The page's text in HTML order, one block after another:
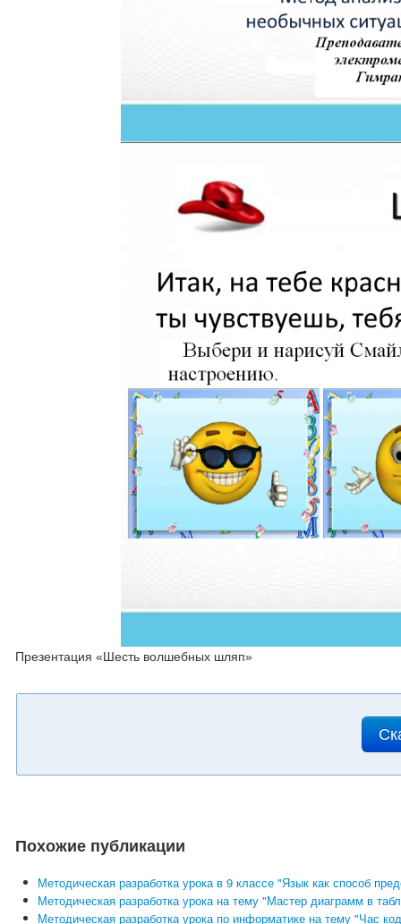
Презентация «Шесть волшебных шляп»
Похожие публикации
Методическая разработка урока в 9 классе "Язык как способ
Методическая разработка урока на тему "Мастер диаграмм в
Методическая разработка урока по информатике на тему "Час